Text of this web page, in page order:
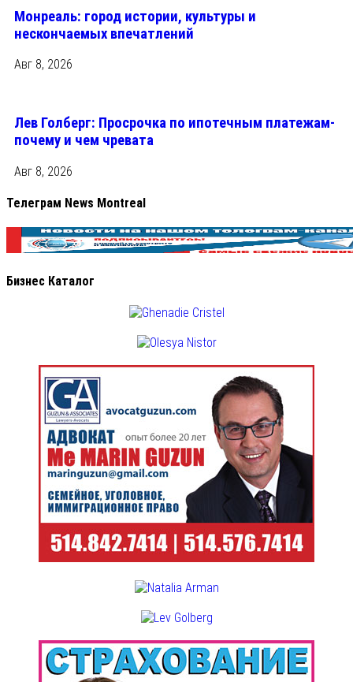
Монреаль: город истории, культуры и
нескончаемых впечатлений
Авг 8, 2026
Лев Голберг: Просрочка по ипотечным платежам-
почему и чем чревата
Авг 8, 2026
Телеграм News Montreal
Бизнес Каталог